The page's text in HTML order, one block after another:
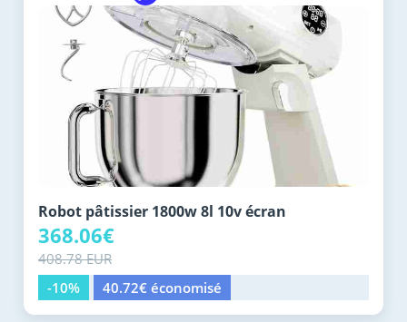
Robot pâtissier 1800w 8l 10v écran
368.06€
408.78 EUR
-10%
40.72€ économisé